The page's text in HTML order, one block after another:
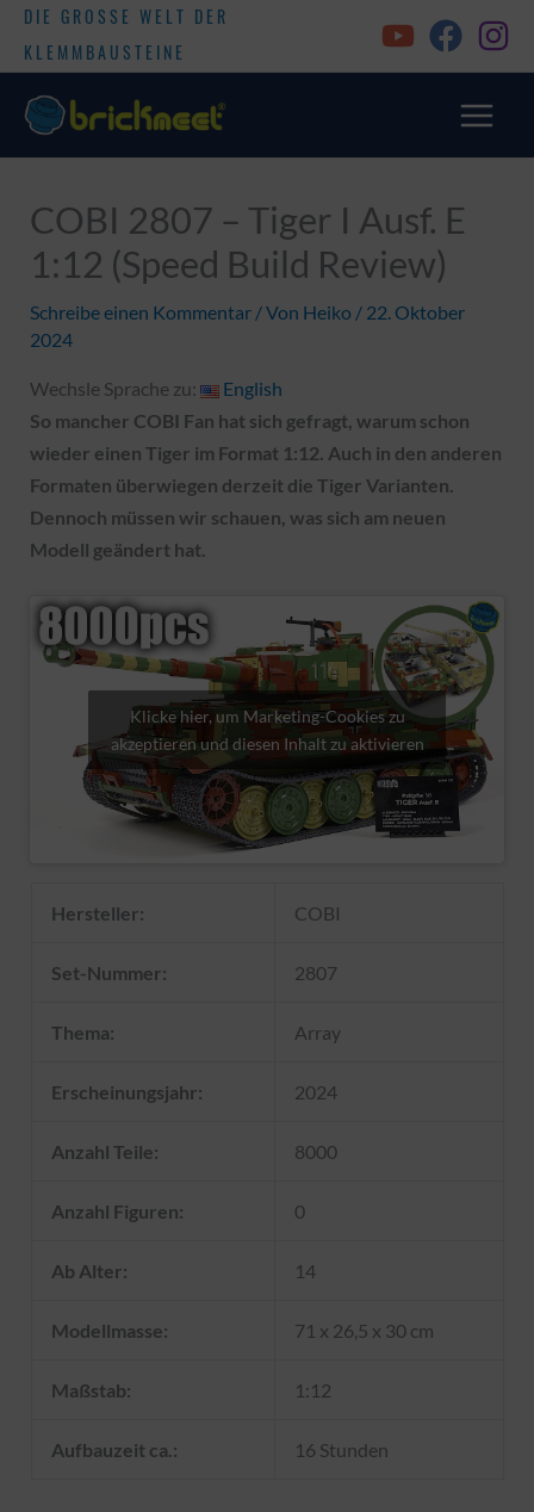
DIE GROSSE WELT DER
KLEMMBAUSTEINE
COBI 2807 – Tiger I Ausf. E
1:12 (Speed Build Review)
Schreibe einen Kommentar / Von Heiko / 22. Oktober
2024
Wechsle Sprache zu:
English
So mancher COBI Fan hat sich gefragt, warum schon
wieder einen Tiger im Format 1:12. Auch in den anderen
Formaten überwiegen derzeit die Tiger Varianten.
Dennoch müssen wir schauen, was sich am neuen
Modell geändert hat.
Klicke hier, um Marketing-Cookies zu
akzeptieren und diesen Inhalt zu aktivieren
Hersteller: COBI
Set-Nummer: 2807
Thema: Array
Erscheinungsjahr: 2024
Anzahl Teile: 8000
Anzahl Figuren: 0
Ab Alter: 14
Modellmasse: 71 x 26,5 x 30 cm
Maßstab: 1:12
Aufbauzeit ca.: 16 Stunden